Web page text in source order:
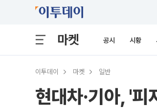
마켓 공시 시황
이투데이 마켓 일반
현대차·기아, '